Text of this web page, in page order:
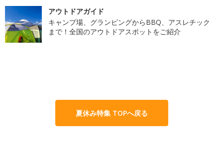
アウトドアガイド
キャンプ場、グランピングからBBQ、アスレチック
まで！全国のアウトドアスポットをご紹介
夏休み特集 TOPへ戻る